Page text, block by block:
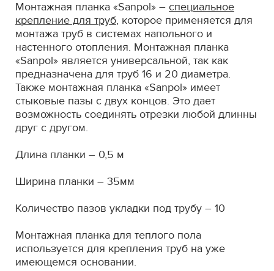
Монтажная планка «Sanpol» – специальное
крепление для труб, которое применяется для
монтажа труб в системах напольного и
настенного отопления. Монтажная планка
«Sanpol» является универсальной, так как
предназначена для труб 16 и 20 диаметра.
Также монтажная планка «Sanpol» имеет
стыковые пазы с двух концов. Это дает
возможность соединять отрезки любой длинны
друг с другом.
Длина планки – 0,5 м
Ширина планки – 35мм
Количество пазов укладки под трубу – 10
Монтажная планка для теплого пола
используется для крепления труб на уже
имеющемся основании.